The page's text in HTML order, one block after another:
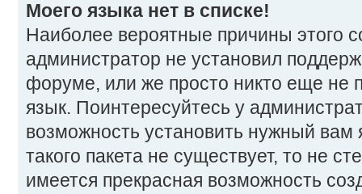
Моего языка нет в списке!
Наиболее вероятные причины этого
администратор не установил
форуме, или же просто никто еще не
язык. Поинтересуйтесь у
возможность установить нужный вам
такого пакета не существует, то не
имеется прекрасная возможность